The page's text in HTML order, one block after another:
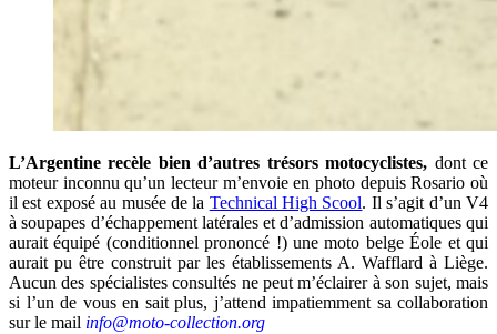
L’Argentine recèle bien d’autres trésors motocyclistes, dont ce
moteur inconnu qu’un lecteur m’envoie en photo depuis Rosario où
il est exposé au musée de la Technical High Scool. Il s’agit d’un V4
à soupapes d’échappement latérales et d’admission automatiques qui
aurait équipé (conditionnel prononcé !) une moto belge Éole et qui
aurait pu être construit par les établissements A. Wafflard à Liège.
Aucun des spécialistes consultés ne peut m’éclairer à son sujet, mais
si l’un de vous en sait plus, j’attend impatiemment sa collaboration
sur le mail info@moto-collection.org